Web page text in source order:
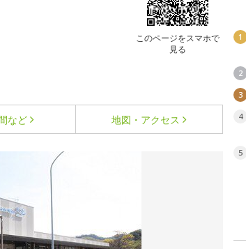
このページをスマホで
見る
など 地図・アクセス
1
2
3
4
5